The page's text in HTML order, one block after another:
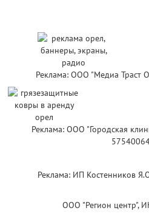
Реклама: ООО "Медиа Траст
Реклама: ООО "Городская
Реклама: ИП Костенников
ООО "Регион центр",